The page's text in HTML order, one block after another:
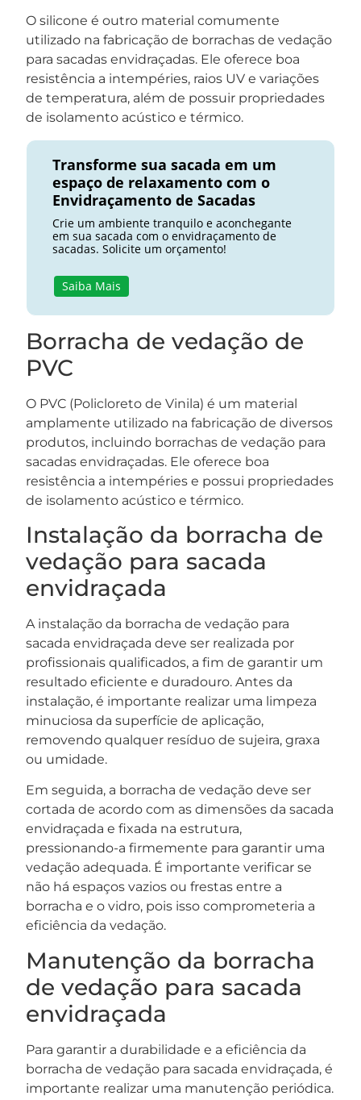
O silicone é outro material comumente
utilizado na fabricação de borrachas de vedação
para sacadas envidraçadas. Ele oferece boa
resistência a intempéries, raios UV e variações
de temperatura, além de possuir propriedades
de isolamento acústico e térmico.
Transforme sua sacada em um
espaço de relaxamento com o
Envidraçamento de Sacadas
Crie um ambiente tranquilo e aconchegante
em sua sacada com o envidraçamento de
sacadas. Solicite um orçamento!
Saiba Mais
Borracha de vedação de
PVC
O PVC (Policloreto de Vinila) é um material
amplamente utilizado na fabricação de diversos
produtos, incluindo borrachas de vedação para
sacadas envidraçadas. Ele oferece boa
resistência a intempéries e possui propriedades
de isolamento acústico e térmico.
Instalação da borracha de
vedação para sacada
envidraçada
A instalação da borracha de vedação para
sacada envidraçada deve ser realizada por
profissionais qualificados, a fim de garantir um
resultado eficiente e duradouro. Antes da
instalação, é importante realizar uma limpeza
minuciosa da superfície de aplicação,
removendo qualquer resíduo de sujeira, graxa
ou umidade.
Em seguida, a borracha de vedação deve ser
cortada de acordo com as dimensões da sacada
envidraçada e fixada na estrutura,
pressionando-a firmemente para garantir uma
vedação adequada. É importante verificar se
não há espaços vazios ou frestas entre a
borracha e o vidro, pois isso comprometeria a
eficiência da vedação.
Manutenção da borracha
de vedação para sacada
envidraçada
Para garantir a durabilidade e a eficiência da
borracha de vedação para sacada envidraçada, é
importante realizar uma manutenção periódica.